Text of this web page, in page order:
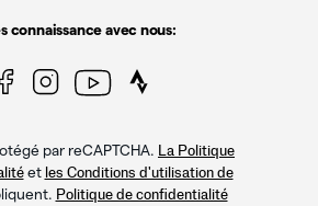
connaissance avec nous:
par reCAPTCHA. La Politique
et les Conditions d'utilisation de
Politique de confidentialité